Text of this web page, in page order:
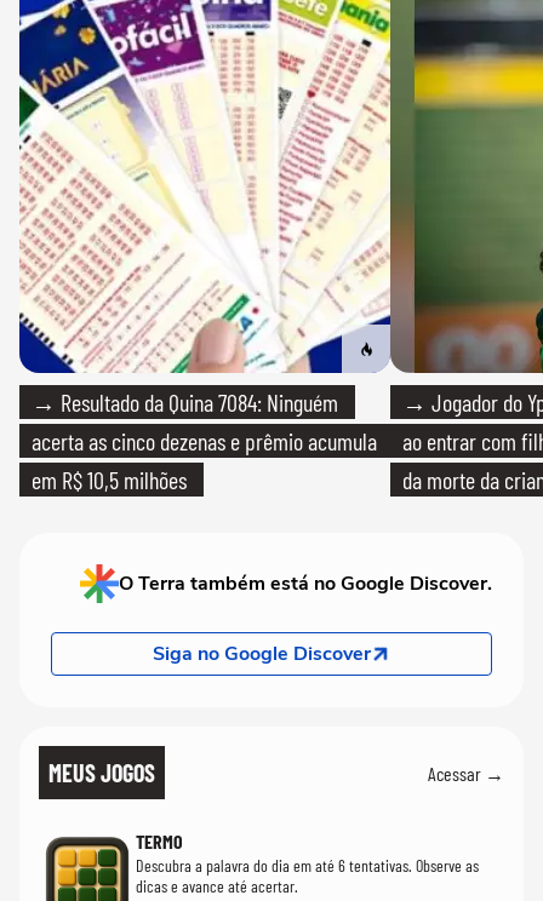
→ Resultado da Quina 7084: Ninguém
acerta as cinco dezenas e prêmio acumula
em R$ 10,5 milhões
→ Jogador do
ao entrar com
da morte da
O Terra também está no Google Discover.
Siga no Google Discover
MEUS JOGOS Acessar →
TERMO
Descubra a palavra do dia em até 6 tentativas. Observe as
dicas e avance até acertar.